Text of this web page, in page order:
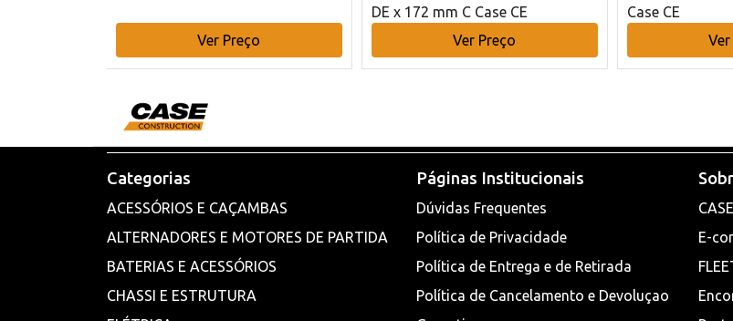
Ver Preço
DE x 172 mm C Case CE
Ver Preço
Case CE
Ver
Categorias
ACESSÓRIOS E CAÇAMBAS
ALTERNADORES E MOTORES DE PARTIDA
BATERIAS E ACESSÓRIOS
CHASSI E ESTRUTURA
Páginas Institucionais
Dúvidas Frequentes
Política de Privacidade
Política de Entrega e de Retirada
Política de Cancelamento e Devoluçao
E-